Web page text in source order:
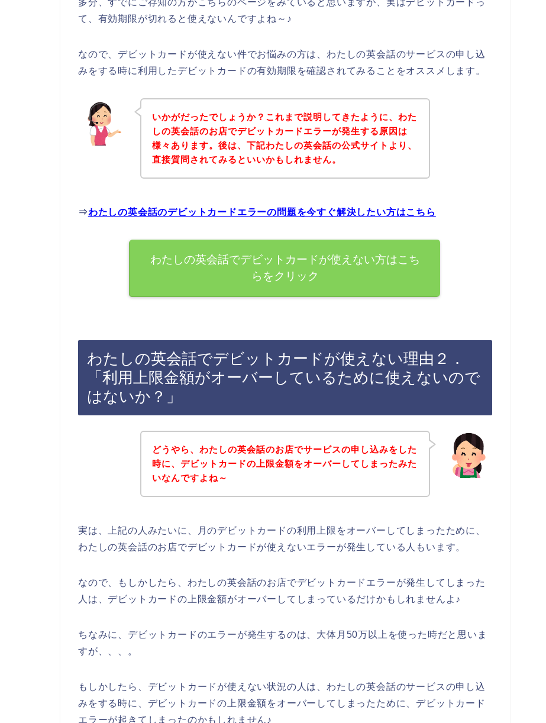
て、有効期限が切れると使えないんですよね～♪
なので、デビットカードが使えない件でお悩みの方は、わたしの英会話のサービスの申し込
みをする時に利用したデビットカードの有効期限を確認されてみることをオススメします。
いかがだったでしょうか？これまで説明してきたように、わた
しの英会話のお店でデビットカードエラーが発生する原因は
様々あります。後は、下記わたしの英会話の公式サイトより、
直接質問されてみるといいかもしれません。
⇒わたしの英会話のデビットカードエラーの問題を今すぐ解決したい方はこちら
わたしの英会話でデビットカードが使えない方はこち
らをクリック
わたしの英会話でデビットカードが使えない理由２．
「利用上限金額がオーバーしているために使えないので
はないか？」
どうやら、わたしの英会話のお店でサービスの申し込みをした
時に、デビットカードの上限金額をオーバーしてしまったみた
いなんですよね～
実は、上記の人みたいに、月のデビットカードの利用上限をオーバーしてしまったために、
わたしの英会話のお店でデビットカードが使えないエラーが発生している人もいます。
なので、もしかしたら、わたしの英会話のお店でデビットカードエラーが発生してしまった
人は、デビットカードの上限金額がオーバーしてしまっているだけかもしれませんよ♪
ちなみに、デビットカードのエラーが発生するのは、大体月50万以上を使った時だと思いま
すが、、、。
もしかしたら、デビットカードが使えない状況の人は、わたしの英会話のサービスの申し込
みをする時に、デビットカードの上限金額をオーバーしてしまったために、デビットカード
エラーが起きてしまったのかもしれません♪